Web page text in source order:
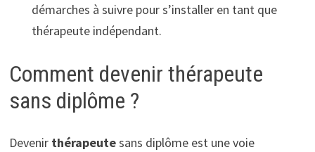
démarches à suivre pour s’installer en tant que
thérapeute indépendant.
Comment devenir thérapeute
sans diplôme ?
Devenir thérapeutesans diplôme est une voie